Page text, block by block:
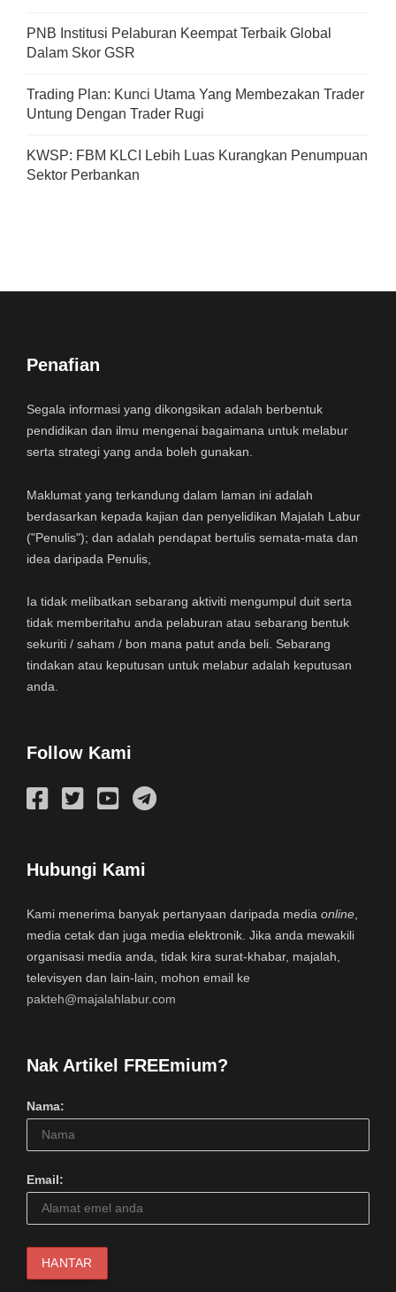
PNB Institusi Pelaburan Keempat Terbaik Global
Dalam Skor GSR
Trading Plan: Kunci Utama Yang Membezakan Trader
Untung Dengan Trader Rugi
KWSP: FBM KLCI Lebih Luas Kurangkan Penumpuan
Sektor Perbankan
Penafian
Segala informasi yang dikongsikan adalah berbentuk
pendidikan dan ilmu mengenai bagaimana untuk melabur
serta strategi yang anda boleh gunakan.
Maklumat yang terkandung dalam laman ini adalah
berdasarkan kepada kajian dan penyelidikan Majalah Labur
("Penulis"); dan adalah pendapat bertulis semata-mata dan
idea daripada Penulis,
Ia tidak melibatkan sebarang aktiviti mengumpul duit serta
tidak memberitahu anda pelaburan atau sebarang bentuk
sekuriti / saham / bon mana patut anda beli. Sebarang
tindakan atau keputusan untuk melabur adalah keputusan
anda.
Follow Kami
Hubungi Kami
Kami menerima banyak pertanyaan daripada media online
media cetak dan juga media elektronik. Jika anda mewakili
organisasi media anda, tidak kira surat-khabar, majalah,
televisyen dan lain-lain, mohon email ke
pakteh@majalahlabur.com
Nak Artikel FREEmium?
Nama:
Email: